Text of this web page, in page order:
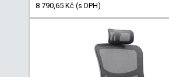
8 790,65 Kč (s DPH)